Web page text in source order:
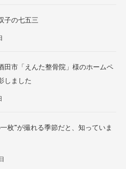
子の七五三
田市「えんた整骨院」様のホームペ
しました
枚”が撮れる季節だと、知っていま